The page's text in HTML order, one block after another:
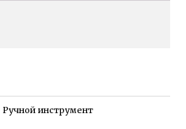
Ручной инструмент